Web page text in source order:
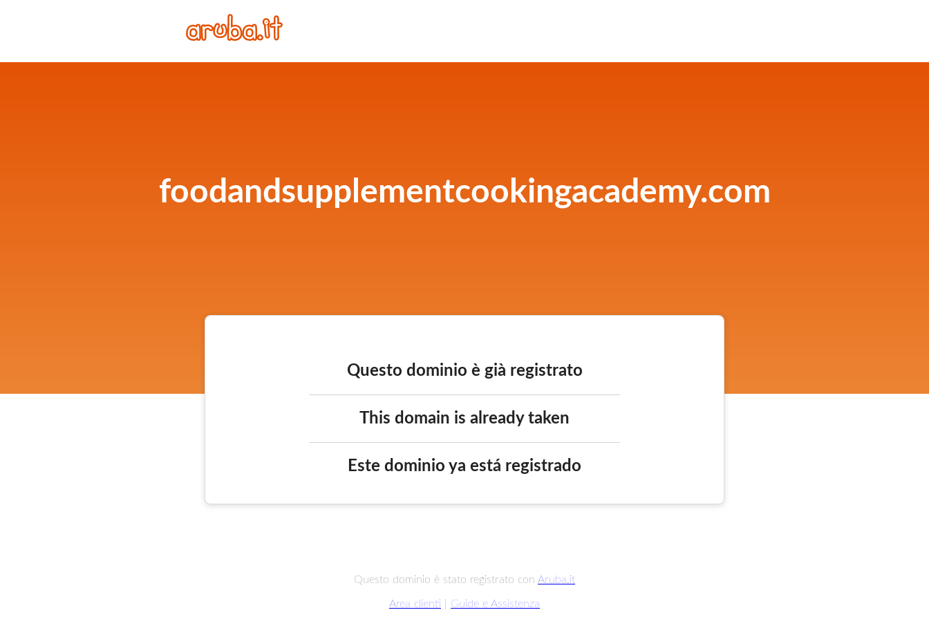
foodandsupplementcookingacademy.com
Questo dominio è già registrato
This domain is already taken
Este dominio ya está registrado
Questo dominio è stato registrato con Aruba.it
Area clienti Guide e Assistenza